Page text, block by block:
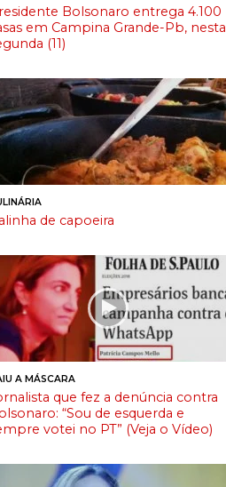
Bolsonaro entrega 4.100
em Campina Grande-Pb, nesta
(11)
de capoeira
A MÁSCARA
que fez a denúncia contra
“Sou de esquerda e
votei no PT” (Veja o Vídeo)